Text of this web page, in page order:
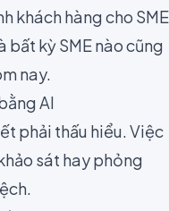
khách hàng cho SME
kỳ SME nào cũng
nay.
AI
phải thấu hiểu. Việc
sát hay phỏng